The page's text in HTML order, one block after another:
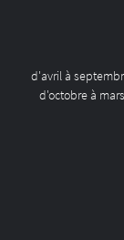
d'avril à
d'octobre à